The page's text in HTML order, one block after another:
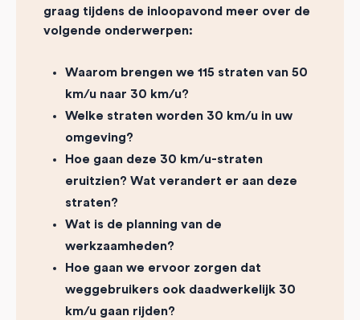
graag tijdens de inloopavond meer over de
volgende onderwerpen:
Waarom brengen we 115 straten van 50
km/u naar 30 km/u?
Welke straten worden 30 km/u in uw
omgeving?
Hoe gaan deze 30 km/u-straten
eruitzien? Wat verandert er aan deze
straten?
Wat is de planning van de
werkzaamheden?
Hoe gaan we ervoor zorgen dat
weggebruikers ook daadwerkelijk 30
km/u gaan rijden?